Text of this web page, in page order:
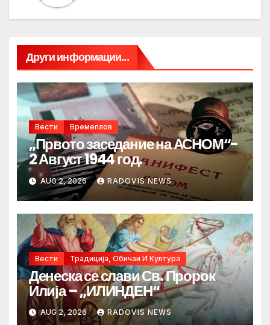
Други информации...
Вести Времеплов
„Првото заседание на АСНОМ“-
2 Август 1944 год.
AUG 2, 2026 RADOVIS NEWS
Вести Традиција, Обичаи И Култура
Денеска се слави Св. Пророк
Илија – „ИЛИНДЕН“
AUG 2, 2026 RADOVIS NEWS